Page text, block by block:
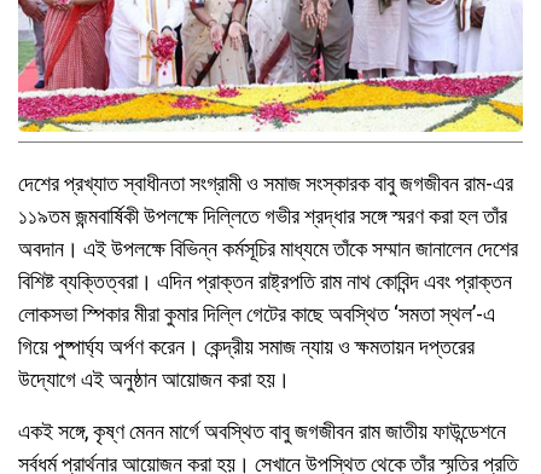
দেশের প্রখ্যাত স্বাধীনতা সংগ্রামী ও সমাজ সংস্কারক বাবু জগজীবন রাম-এর
১১৯তম জন্মবার্ষিকী উপলক্ষে দিল্লিতে গভীর শ্রদ্ধার সঙ্গে স্মরণ করা হল তাঁর
অবদান। এই উপলক্ষে বিভিন্ন কর্মসূচির মাধ্যমে তাঁকে সম্মান জানালেন দেশের
বিশিষ্ট ব্যক্তিত্বরা। এদিন প্রাক্তন রাষ্ট্রপতি রাম নাথ কোবিন্দ এবং প্রাক্তন
লোকসভা স্পিকার মীরা কুমার দিল্লি গেটের কাছে অবস্থিত ‘সমতা স্থল’-এ
গিয়ে পুষ্পার্ঘ্য অর্পণ করেন। কেন্দ্রীয় সমাজ ন্যায় ও ক্ষমতায়ন দপ্তরের
উদ্যোগে এই অনুষ্ঠান আয়োজন করা হয়।
একই সঙ্গে, কৃষ্ণ মেনন মার্গে অবস্থিত বাবু জগজীবন রাম জাতীয় ফাউন্ডেশনে
সর্বধর্ম প্রার্থনার আয়োজন করা হয়। সেখানে উপস্থিত থেকে তাঁর স্মৃতির প্রতি